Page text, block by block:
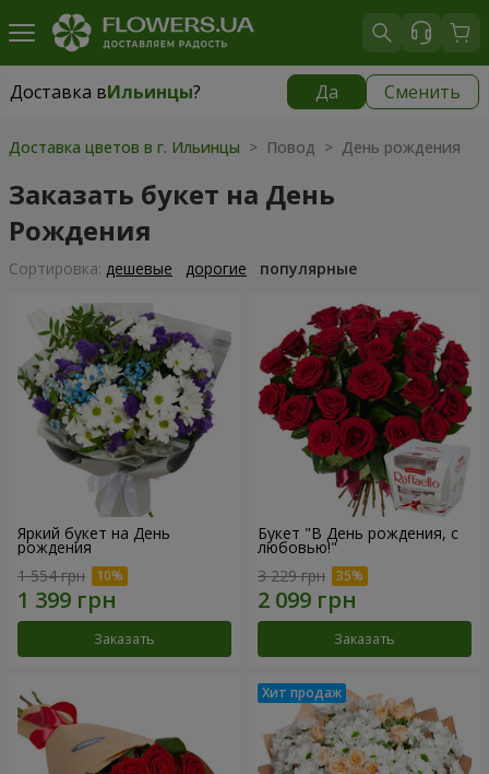
Доставка вИльинцы? Да Сменить
Доставка вИльинцы|
Доставка цветов в г. Ильинцы > Повод > День рождения
Заказать букет на День
Рождения
Cортировка: дешевые дорогие популярные
Яркий букет на День
рождения
1 554 грн
Заказать
Букет "В День рождения, с
любовью!"
3 229 грн
Заказать